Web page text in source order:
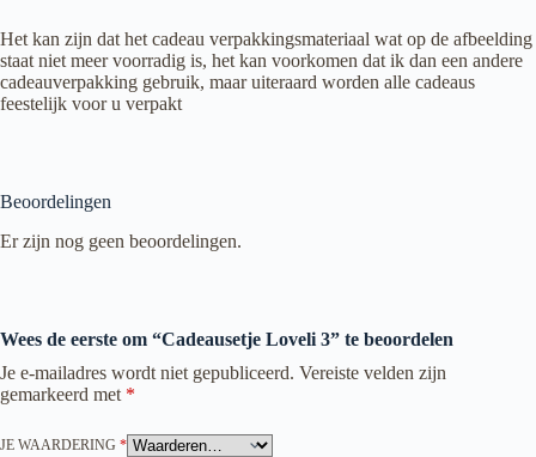
Het kan zijn dat het cadeau verpakkingsmateriaal wat op de afbeelding
staat niet meer voorradig is, het kan voorkomen dat ik dan een andere
cadeauverpakking gebruik, maar uiteraard worden alle cadeaus
feestelijk voor u verpakt
Beoordelingen
Er zijn nog geen beoordelingen.
Wees de eerste om “Cadeausetje Loveli 3” te beoordelen
Je e-mailadres wordt niet gepubliceerd. Vereiste velden zijn
gemarkeerd met *
JE WAARDERING *